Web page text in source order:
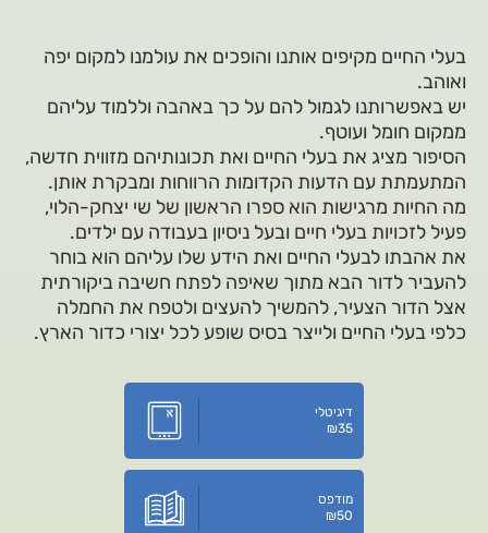
בעלי החיים מקיפים אותנו והופכים את עולמנו למקום יפה
ואוהב.
יש באפשרותנו לגמול להם על כך באהבה וללמוד עליהם
ממקום חומל ועוטף.
הסיפור מציג את בעלי החיים ואת תכונותיהם מזווית חדשה,
המתעמתת עם הדעות הקדומות הרווחות ומבקרת אותן.
מה החיות מרגישות הוא ספרו הראשון של שי יצחק-הלוי,
פעיל לזכויות בעלי חיים ובעל ניסיון בעבודה עם ילדים.
את אהבתו לבעלי החיים ואת הידע שלו עליהם הוא בוחר
להעביר לדור הבא מתוך שאיפה לפתח חשיבה ביקורתית
אצל הדור הצעיר, להמשיך להעצים ולטפח את החמלה
כלפי בעלי החיים ולייצר בסיס שופע לכל יצורי כדור הארץ.
דיגיטלי
₪35
מודפס
₪50